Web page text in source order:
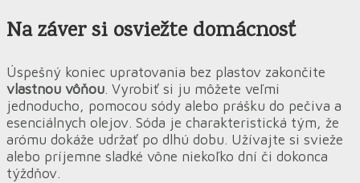
Na záver si osviežte domácnosť
Úspešný koniec upratovania bez plastov zakončite
vlastnou vôňou. Vyrobiť si ju môžete veľmi
jednoducho, pomocou sódy alebo prášku do pečiva a
esenciálnych olejov. Sóda je charakteristická tým, že
arómu dokáže udržať po dlhú dobu. Užívajte si svieže
alebo príjemne sladké vône niekoľko dní či dokonca
týždňov.